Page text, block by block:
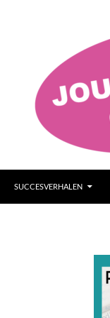
SUCCESVERHALEN